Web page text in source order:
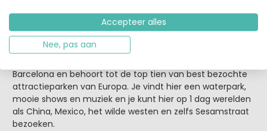
6 Portaventura, Spanje
PortAventura in Salou is het grootste Spaanse themapark.
Barcelona en behoort tot de top tien van best bezochte
attractieparken van Europa. Je vindt hier een waterpark,
mooie shows en muziek en je kunt hier op 1 dag werelden
als China, Mexico, het wilde westen en zelfs Sesamstraat
bezoeken.
Accepteer alles
Nee, pas aan